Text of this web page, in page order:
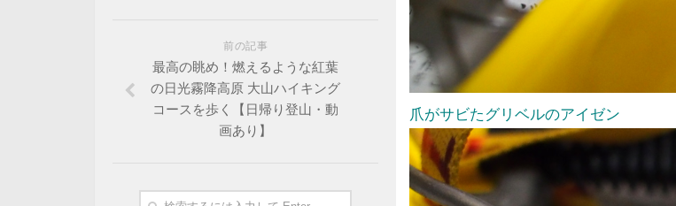
爪がサビたグリベルのアイゼン
前の記事
最高の眺め！燃えるような紅葉
の日光霧降高原 大山ハイキング
コースを歩く【日帰り登山・動
画あり】